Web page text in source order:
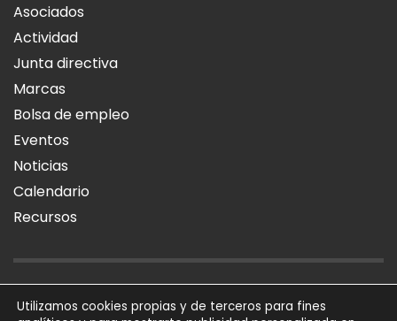
Asociados
Actividad
Junta directiva
Marcas
Bolsa de empleo
Eventos
Noticias
Calendario
Recursos
AVISO LEGAL POLÍTICA DE PRIVACIDAD POLÍTICA DE COOKIES
Utilizamos cookies propias y de terceros para fines